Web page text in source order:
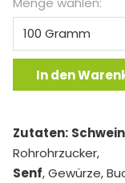
Kassler Braten
In den
Zutaten:
Rohrohrzucker,
Senf, Gewürze,